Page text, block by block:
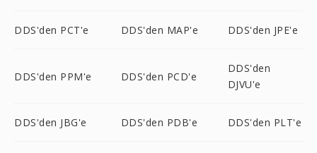
DDS'den PCT'e DDS'den MAP'e DDS'den JPE'e
DDS'den PPM'e DDS'den PCD'e
DDS'den
DJVU'e
DDS'den JBG'e DDS'den PDB'e DDS'den PLT'e